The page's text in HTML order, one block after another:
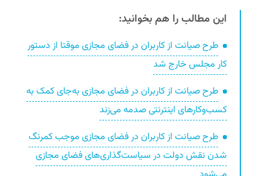
این مطالب را هم بخوانید:
طرح صیانت از کاربران در فضای مجازی موقتا از دستور
کار مجلس خارج شد
طرح صیانت از کاربران در فضای مجازی به‌جای کمک به
کسب‌وکارهای اینترنتی صدمه می‌زند
طرح صیانت از کاربران در فضای مجازی موجب کمرنگ
شدن نقش دولت در سیاست‌گذاری‌های فضای مجازی